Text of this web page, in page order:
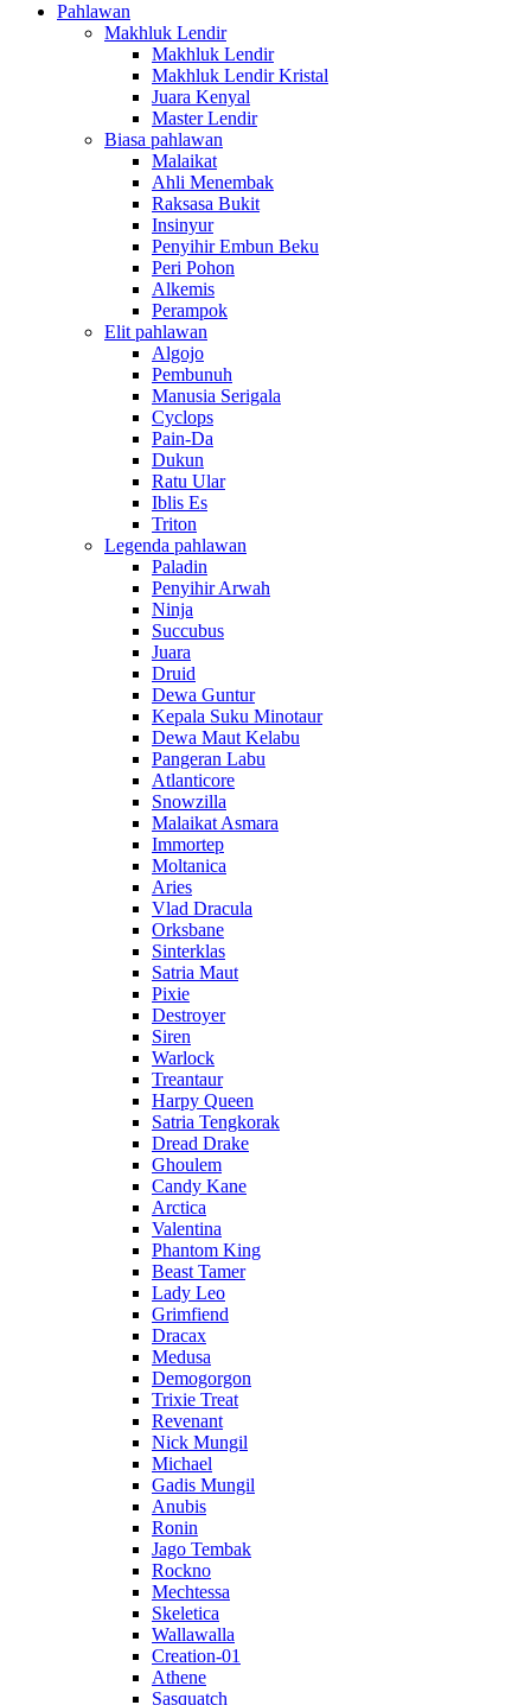
Pahlawan
Makhluk Lendir
Makhluk Lendir
Makhluk Lendir Kristal
Juara Kenyal
Master Lendir
Biasa pahlawan
Malaikat
Ahli Menembak
Raksasa Bukit
Insinyur
Penyihir Embun Beku
Peri Pohon
Alkemis
Perampok
Elit pahlawan
Algojo
Pembunuh
Manusia Serigala
Cyclops
Pain-Da
Dukun
Ratu Ular
Iblis Es
Triton
Legenda pahlawan
Paladin
Penyihir Arwah
Ninja
Succubus
Juara
Druid
Dewa Guntur
Kepala Suku Minotaur
Dewa Maut Kelabu
Pangeran Labu
Atlanticore
Snowzilla
Malaikat Asmara
Immortep
Moltanica
Aries
Vlad Dracula
Orksbane
Sinterklas
Satria Maut
Pixie
Destroyer
Siren
Warlock
Treantaur
Harpy Queen
Satria Tengkorak
Dread Drake
Ghoulem
Candy Kane
Arctica
Valentina
Phantom King
Beast Tamer
Lady Leo
Grimfiend
Dracax
Medusa
Demogorgon
Trixie Treat
Revenant
Nick Mungil
Michael
Gadis Mungil
Anubis
Ronin
Jago Tembak
Rockno
Mechtessa
Skeletica
Wallawalla
Creation-01
Athene
Sasquatch